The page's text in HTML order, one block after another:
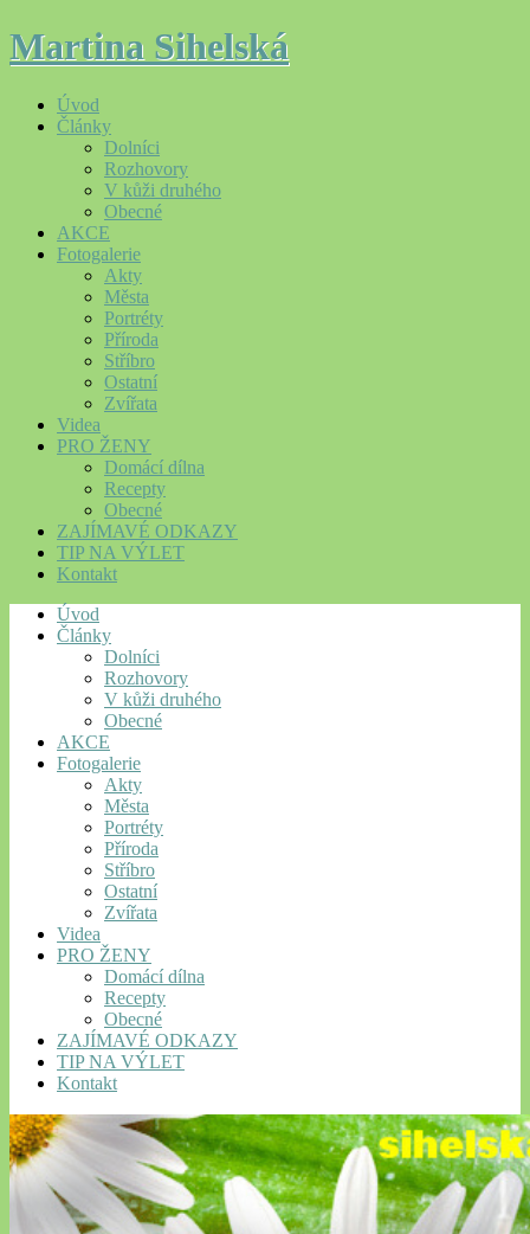
Martina Sihelská
Úvod
Články
Dolníci
Rozhovory
V kůži druhého
Obecné
AKCE
Fotogalerie
Akty
Města
Portréty
Příroda
Stříbro
Ostatní
Zvířata
Videa
PRO ŽENY
Domácí dílna
Recepty
Obecné
ZAJÍMAVÉ ODKAZY
TIP NA VÝLET
Kontakt
Úvod
Články
Dolníci
Rozhovory
V kůži druhého
Obecné
AKCE
Fotogalerie
Akty
Města
Portréty
Příroda
Stříbro
Ostatní
Zvířata
Videa
PRO ŽENY
Domácí dílna
Recepty
Obecné
ZAJÍMAVÉ ODKAZY
TIP NA VÝLET
Kontakt